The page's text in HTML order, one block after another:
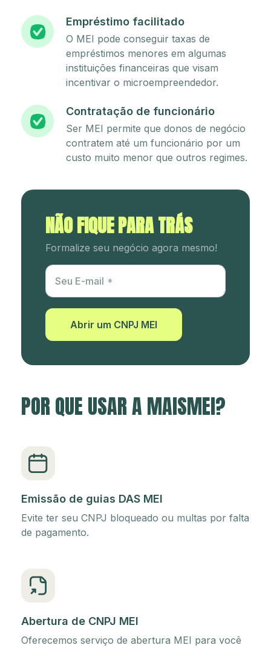
Empréstimo facilitado
O MEI pode conseguir taxas de
empréstimos menores em algumas
instituições financeiras que visam
incentivar o microempreendedor.
Contratação de funcionário
Ser MEI permite que donos de negócio
contratem até um funcionário por um
custo muito menor que outros regimes.
NÃO FIQUE PARA TRÁS
Formalize seu negócio agora mesmo!
Utm Content
Seu E-mail
Abrir um CNPJ MEI
POR QUE USAR A MAISMEI?
Emissão de guias DAS MEI
Evite ter seu CNPJ bloqueado ou multas por falta
de pagamento.
Abertura de CNPJ MEI
Oferecemos serviço de abertura MEI para você